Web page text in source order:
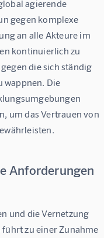
agierende
gegen komplexe
an alle Akteure im
kontinuierlich zu
die sich ständig
wappnen. Die
um das Vertrauen von
Anforderungen
und die Vernetzung
zu einer Zunahme